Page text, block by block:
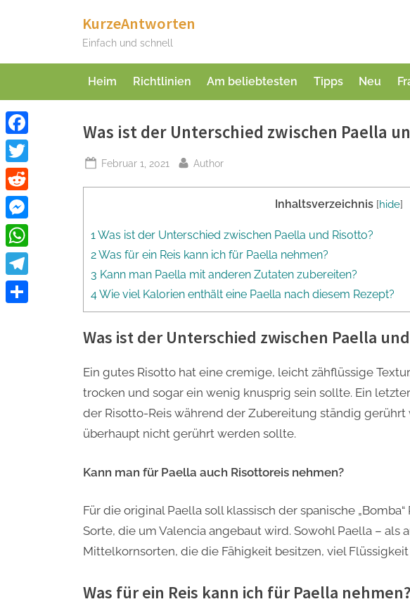
KurzeAntworten
Einfach und schnell
Heim Richtlinien Am beliebtesten Tipps Neu
Was ist der Unterschied zwischen Paella
Posted
Februar 1, 2021 By
Author
Inhaltsverzeichnis [hide]
1 Was ist der Unterschied zwischen Paella und Risotto?
2 Was für ein Reis kann ich für Paella nehmen?
3 Kann man Paella mit anderen Zutaten zubereiten?
4 Wie viel Kalorien enthält eine Paella nach diesem Rezept?
Was ist der Unterschied zwischen Paella
Ein gutes Risotto hat eine cremige, leicht zähflüssige
trocken und sogar ein wenig knusprig sein sollte. Ein
der Risotto-Reis während der Zubereitung ständig
überhaupt nicht gerührt werden sollte.
Kann man für Paella auch Risottoreis nehmen?
Für die original Paella soll klassisch der spanische
Sorte, die um Valencia angebaut wird. Sowohl Paella – als
Mittelkornsorten, die die Fähigkeit besitzen, viel
Was für ein Reis kann ich für Paella nehmen?
Facebook
Twitter
Reddit
Messenger
WhatsApp
Telegram